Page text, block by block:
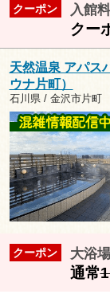
クーポン 入館
クー
天然温泉 アパ
ウナ片町）
石川県 / 金沢市片町
クーポン 大浴
通常